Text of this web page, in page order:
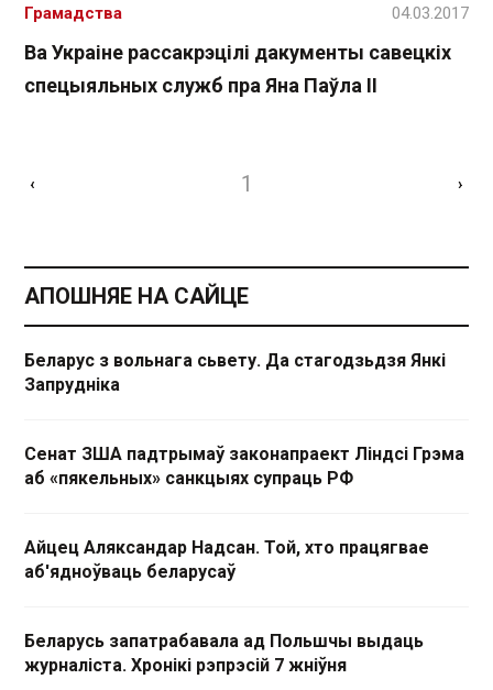
Ва Украіне рассакрэцілі дакументы савецкіх
спецыяльных служб пра Яна Паўла ІІ
Грамадства 04.03.2017
‹ 1 ›
АПОШНЯЕ НА САЙЦЕ
Беларус з вольнага сьвету. Да стагодзьдзя Янкі
Запрудніка
Сенат ЗША падтрымаў законапраект Ліндсі Грэма
аб «пякельных» санкцыях супраць РФ
Айцец Аляксандар Надсан. Той, хто працягвае
аб'ядноўваць беларусаў
Беларусь запатрабавала ад Польшчы выдаць
журналіста. Хронікі рэпрэсій 7 жніўня